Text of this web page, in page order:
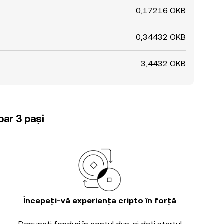
0,17216 OKB
0,34432 OKB
3,4432 OKB
3 pași
Începeți-vă experiența cripto în forță